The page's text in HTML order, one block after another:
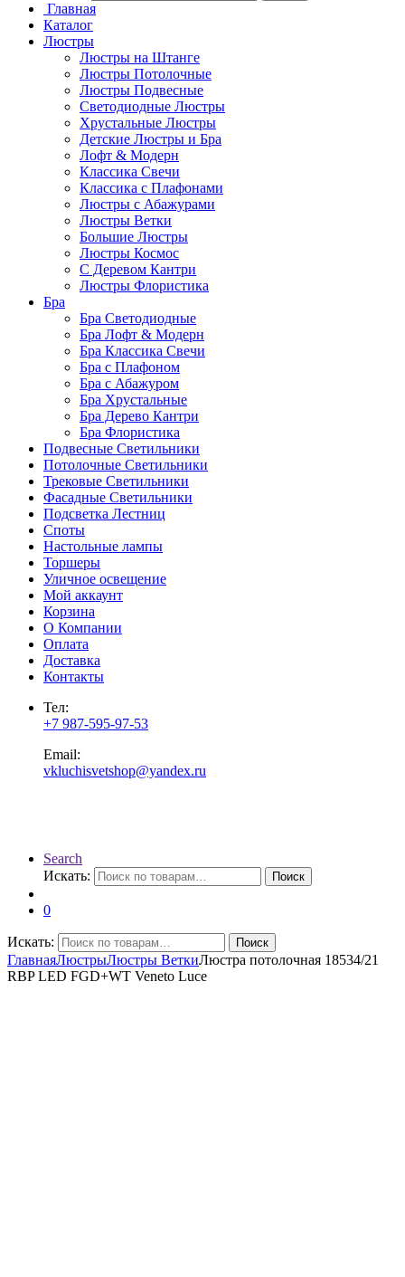
Главная
Каталог
Люстры
Люстры на Штанге
Люстры Потолочные
Люстры Подвесные
Светодиодные Люстры
Хрустальные Люстры
Детские Люстры и Бра
Лофт & Модерн
Классика Свечи
Классика с Плафонами
Люстры с Абажурами
Люстры Ветки
Большие Люстры
Люстры Космос
С Деревом Кантри
Люстры Флористика
Бра
Бра Светодиодные
Бра Лофт & Модерн
Бра Классика Свечи
Бра с Плафоном
Бра с Абажуром
Бра Хрустальные
Бра Дерево Кантри
Бра Флористика
Подвесные Светильники
Потолочные Светильники
Трековые Светильники
Фасадные Светильники
Подсветка Лестниц
Споты
Настольные лампы
Торшеры
Уличное освещение
Мой аккаунт
Корзина
О Компании
Оплата
Доставка
Контакты
Тел:
+7 987-595-97-53
Email:
vkluchisvetshop@yandex.ru
Search
Искать:
Поиск
0
Искать: Поиск
ГлавнаяЛюстрыЛюстры ВеткиЛюстра потолочная 18534/21
RBP LED FGD+WT Veneto Luce